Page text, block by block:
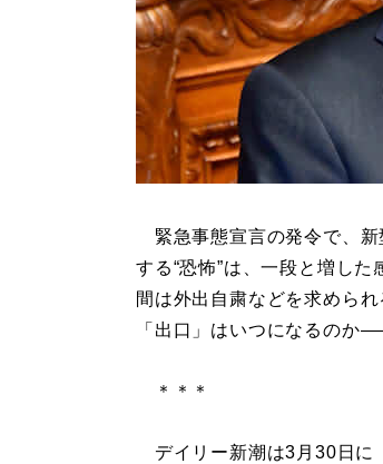
緊急事態宣言の発令で、新
する“恐怖”は、一段と増した
間は外出自粛などを求めら
「出口」はいつになるのか
＊＊＊
デイリー新潮は3月30日に